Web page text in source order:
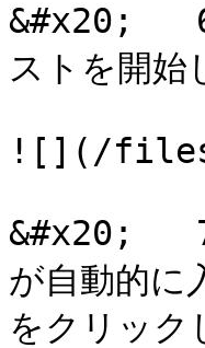
&#x20;
ストを開始
![](/files/-
&#x20;
が自動的
をクリック